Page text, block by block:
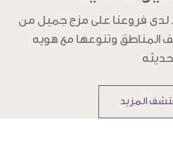
لدى فروعنا على مزج جميل من
المناطق وتنوعها مع هويه
حديثه
المزيد